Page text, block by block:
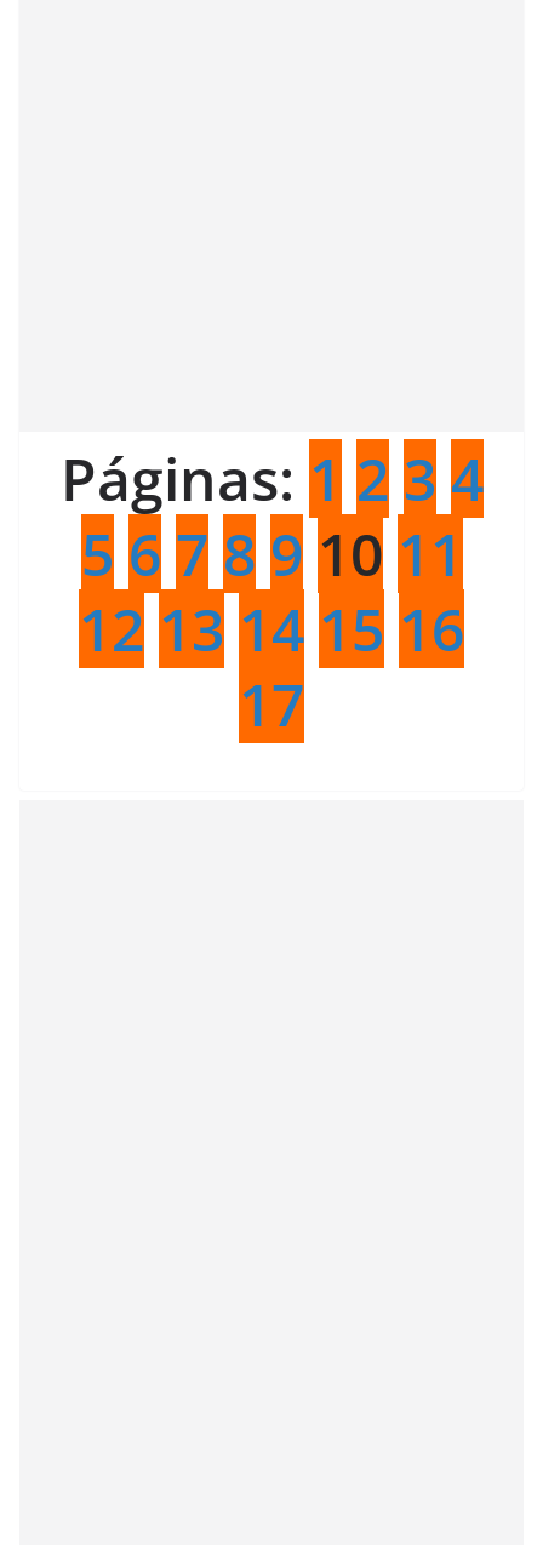
Páginas: 1 2 3 4
5 6 7 8 9 10 11
12 13 14 15 16
17